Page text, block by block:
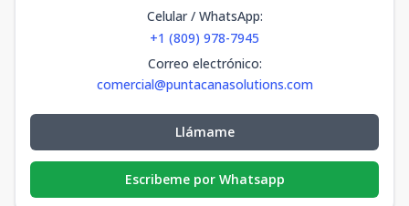
Celular / WhatsApp:
+1 (809) 978-7945
Correo electrónico:
comercial@puntacanasolutions.com
Llámame
Escribeme por Whatsapp